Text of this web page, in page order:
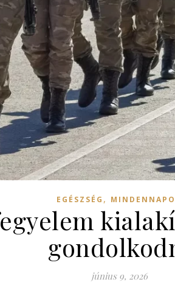
EGÉSZSÉG ,
június 9, 2026